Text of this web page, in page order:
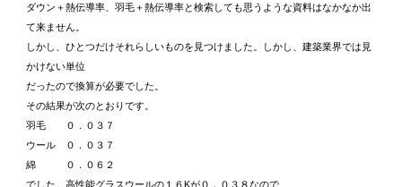
ダウン＋熱伝導率、羽毛＋熱伝導率と検索しても思うような資料はなかなか出
て来ません。
しかし、ひとつだけそれらしいものを見つけました。しかし、建築業界では見
かけない単位
だったので換算が必要でした。
その結果が次のとおりです。
羽毛 ０．０３７
ウール ０．０３７
綿 ０．０６２
でした。高性能グラスウールの１６Kが０．０３８なので